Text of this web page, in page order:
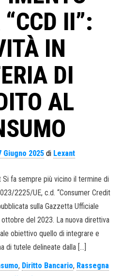
II”:
IN
DI
AL
Giugno 2025di Lexant
Si fa sempre più vicino il termine di
2225/UE, c.d. “Consumer Credit
sulla Gazzetta Ufficiale
ottobre del 2023. La nuova direttiva
obiettivo quello di integrare e
di tutele delineate dalla […]
, Diritto Bancario, Rassegna